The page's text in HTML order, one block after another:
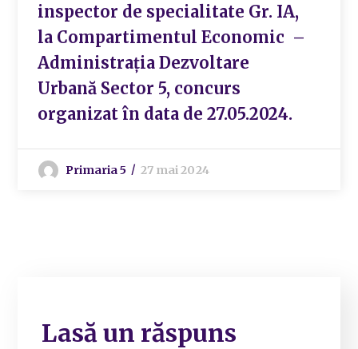
inspector de specialitate Gr. IA,
la Compartimentul Economic –
Administrația Dezvoltare
Urbană Sector 5, concurs
organizat în data de 27.05.2024.
Primaria 5 27 mai 2024
Lasă un răspuns